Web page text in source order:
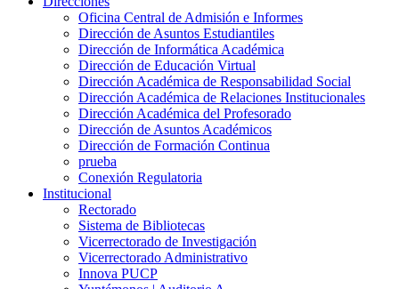
Oficina Central de Admisión e Informes
Dirección de Asuntos Estudiantiles
Dirección de Informática Académica
Dirección de Educación Virtual
Dirección Académica de Responsabilidad Social
Dirección Académica de Relaciones Institucionales
Dirección Académica del Profesorado
Dirección de Asuntos Académicos
Dirección de Formación Continua
prueba
Conexión Regulatoria
Institucional
Rectorado
Sistema de Bibliotecas
Vicerrectorado de Investigación
Vicerrectorado Administrativo
Innova PUCP